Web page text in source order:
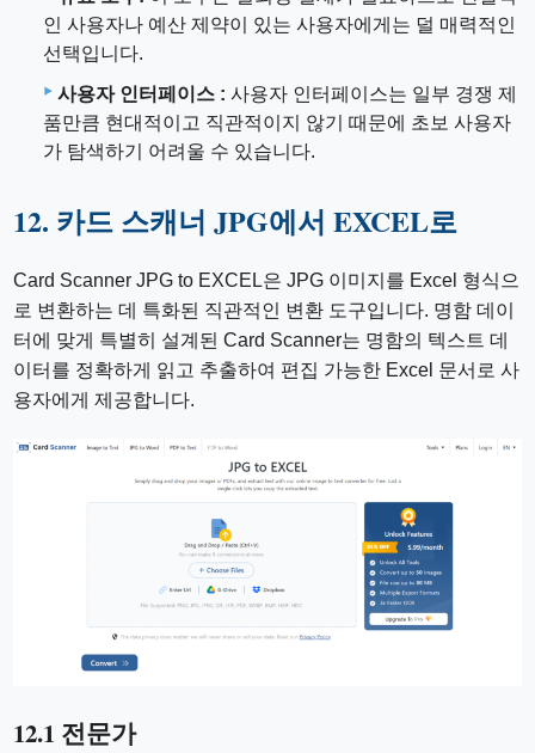
인 사용자나 예산 제약이 있는 사용자에게는 덜 매력적인
선택입니다.
사용자 인터페이스 : 사용자 인터페이스는 일부 경쟁 제
품만큼 현대적이고 직관적이지 않기 때문에 초보 사용자
가 탐색하기 어려울 수 있습니다.
12. 카드 스캐너 JPG에서 EXCEL로
Card Scanner JPG to EXCEL은 JPG 이미지를 Excel 형식으
로 변환하는 데 특화된 직관적인 변환 도구입니다. 명함 데이
터에 맞게 특별히 설계된 Card Scanner는 명함의 텍스트 데
이터를 정확하게 읽고 추출하여 편집 가능한 Excel 문서로 사
용자에게 제공합니다.
12.1 전문가